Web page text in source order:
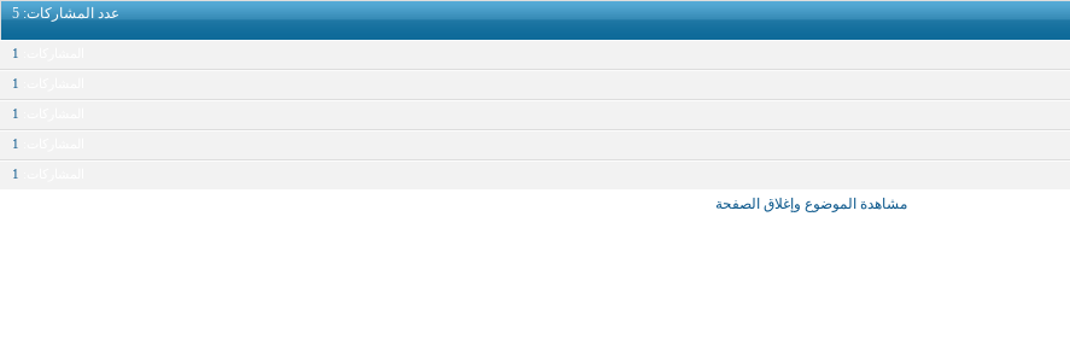
عدد المشاركات 5
1
1
1
1
1
مشاهدة الموضوع وإغلاق الصفحة